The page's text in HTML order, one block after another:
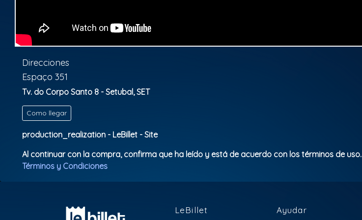
Direcciones
Espaço 351
Tv. do Corpo Santo 8 - Setubal, SET
Como llegar
production_realization - LeBillet - Site
Al continuar con la compra, confirma que ha leído y está de acuerdo con los términos de uso.
Términos y Condiciones
LeBillet Ayudar